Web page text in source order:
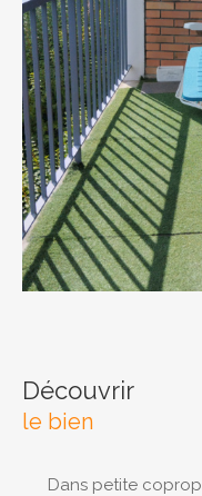
découvrir
le bien
Dans petite